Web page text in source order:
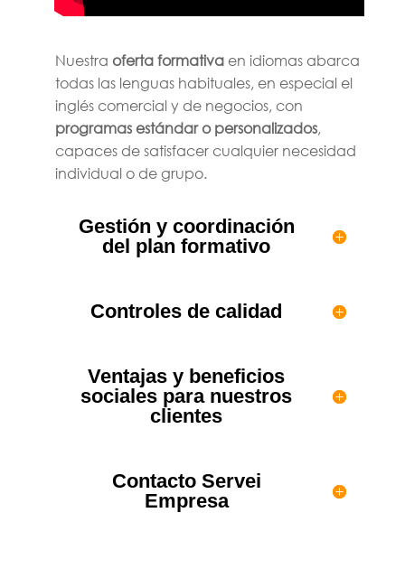
Nuestra oferta formativaen idiomas abarca
todas las lenguas habituales, en especial el
inglés comercial y de negocios, con
programas estándar o personalizados,
capaces de satisfacer cualquier necesidad
individual o de grupo.
Gestión y coordinación
del plan formativo
Controles de calidad
Ventajas y beneficios
sociales para nuestros
clientes
Contacto Servei
Empresa